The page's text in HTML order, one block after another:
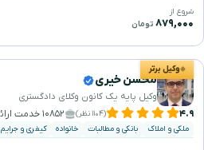
شروع از
۸۷۹,۰۰۰ تومان
وکیل برتر
محسن خیری
وکیل پایه یک کانون وکلای دادگستری
۴.۹ (۱۱۰۴ نظر) ۱۰۸۵۲ خدمت ارائه‌شده
ملکی و املاک بانکی و مطالبات خانواده کیفری و جرایم